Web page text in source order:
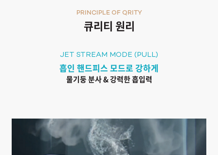
PRINCIPLE OF QRITY
큐리티 원리
JET STREAM MODE (PULL)
흡인 핸드피스 모드로 강하게
물기둥 분사 & 강력한 흡입력